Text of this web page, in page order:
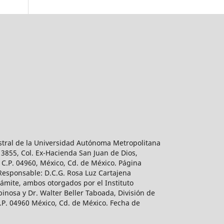
de la Universidad Autónoma Metropolitana
Col. Ex-Hacienda San Juan de Dios,
04960, México, Cd. de México. Página
D.C.G. Rosa Luz Cartajena
ambos otorgados por el Instituto
y Dr. Walter Beller Taboada, División de
04960 México, Cd. de México. Fecha de